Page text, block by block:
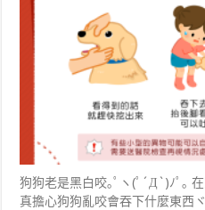
狗狗老是黑白咬｡ﾟヽ(ﾟ´Д`)ﾉﾟ｡
真擔心狗狗亂咬會吞下什麼東